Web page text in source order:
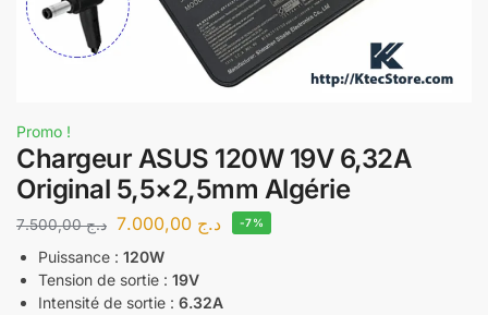
Promo !
Chargeur ASUS 120W 19V 6,32A
Original 5,5×2,5mm Algérie
د.ج7.500,00 د.ج -7%
Puissance : 120W
Tension de sortie : 19V
Intensité de sortie : 6.32A